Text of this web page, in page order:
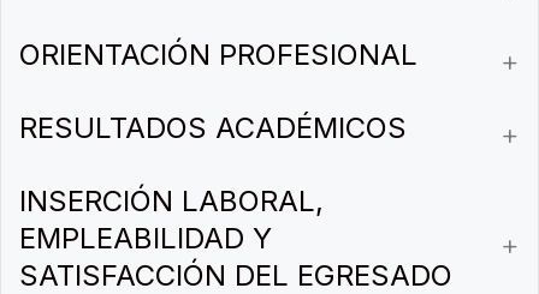
ORIENTACIÓN PROFESIONAL
RESULTADOS ACADÉMICOS
INSERCIÓN LABORAL,
EMPLEABILIDAD Y
SATISFACCIÓN DEL EGRESADO